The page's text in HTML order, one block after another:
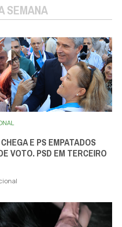
SEMANA
E PS EMPATADOS
VOTO. PSD EM TERCEIRO